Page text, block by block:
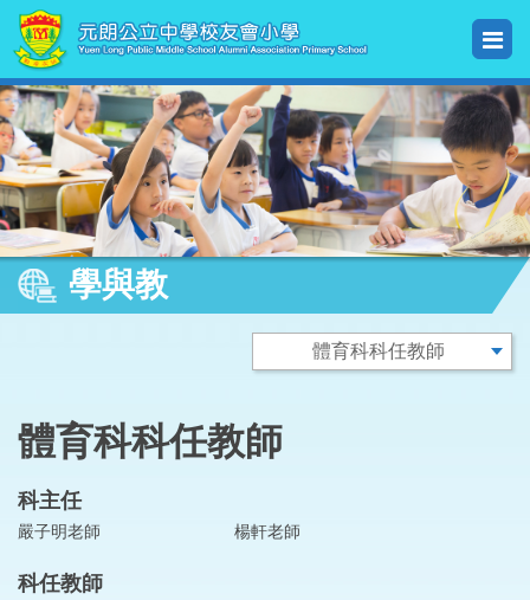
學與教
體育科科任教師
科主任
嚴子明老師 楊軒老師
科任教師